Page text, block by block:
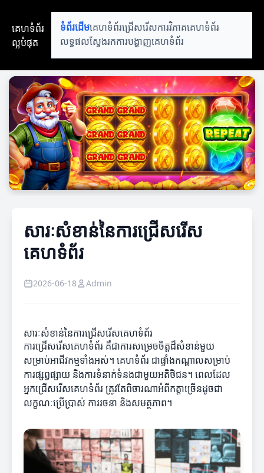
គេហទំព័រ
ល្អបំផុត
ទំព័រដើមគេហទំព័រជ្រើសរើសការវិភាគគេហទំព័រ
លទ្ធផលស្វែងរកការបង្ហាញគេហទំព័រ
សារៈសំខាន់នៃការជ្រើសរើស
គេហទំព័រ
2026-06-18 Admin
សារៈសំខាន់នៃការជ្រើសរើសគេហទំព័រ
ការជ្រើសរើសគេហទំព័រ គឺជាការសម្រេចចិត្តដ៏សំខាន់មួយ
សម្រាប់អាជីវកម្មទាំងអស់។ គេហទំព័រ ជាផ្ទាំងកណ្តាលសម្រាប់
ការផ្សព្វផ្សាយ និងការទំនាក់ទំនងជាមួយអតិថិជន។ ពេលដែល
អ្នកជ្រើសរើសគេហទំព័រ ត្រូវតែពិចារណាអំពីកត្តាច្រើនដូចជា
លក្ខណៈប្រើប្រាស់ ការរចនា និងសមត្ថភាព។